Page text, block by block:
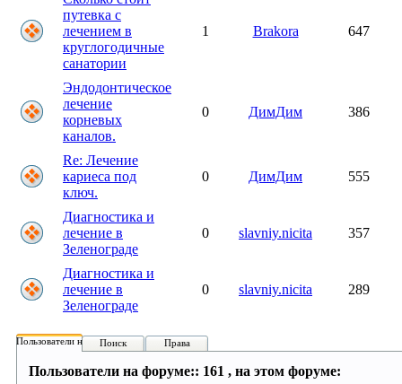
путевка с
лечением в
круглогодичные
санатории
1 Brakora 647
Эндодонтическое
лечение
корневых
каналов.
0 ДимДим 386
Re: Лечение
кариеса под
ключ.
0 ДимДим 555
Диагностика и
лечение в
Зеленограде
0 slavniy.nicita 357
Диагностика и
лечение в
Зеленограде
0 slavniy.nicita 289
Пользователи на форуме:
Поиск Права
Пользователи на форуме:: 161 , на этом форуме: